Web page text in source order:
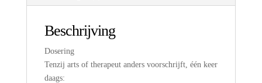
Beschrijving
Dosering
Tenzij arts of therapeut anders voorschrijft, één keer
daags: